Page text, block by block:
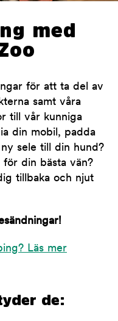
med
för att ta del av
samt våra
till vår kunniga
din mobil, padda
sele till din hund?
din bästa vän?
tillbaka och njut
Läs mer
de: